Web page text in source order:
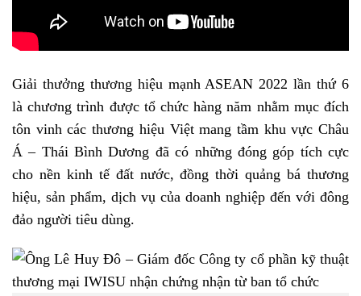
Giải thưởng thương hiệu mạnh ASEAN 2022 lần thứ 6
là chương trình được tổ chức hàng năm nhằm mục đích
tôn vinh các thương hiệu Việt mang tầm khu vực Châu
Á – Thái Bình Dương đã có những đóng góp tích cực
cho nền kinh tế đất nước, đồng thời quảng bá thương
hiệu, sản phẩm, dịch vụ của doanh nghiệp đến với đông
đảo người tiêu dùng.